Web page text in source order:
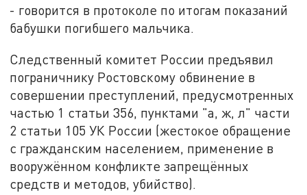
- говорится в протоколе по итогам показаний
бабушки погибшего мальчика.
Следственный комитет России предъявил
пограничнику Ростовскому обвинение в
совершении преступлений, предусмотренных
частью 1 статьи 356, пунктами "а, ж, л" части
2 статьи 105 УК России (жестокое обращение
с гражданским населением, применение в
вооружённом конфликте запрещённых
средств и методов, убийство).